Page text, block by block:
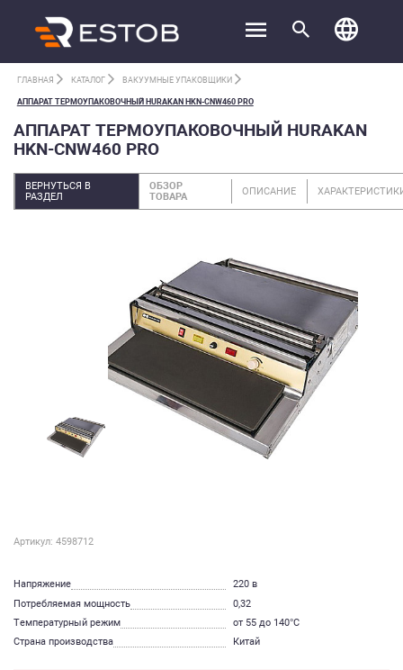
ГЛАВНАЯ КАТАЛОГ ВАКУУМНЫЕ УПАКОВЩИКИ
АППАРАТ ТЕРМОУПАКОВОЧНЫЙ HURAKAN HKN-CNW460 PRO
АППАРАТ ТЕРМОУПАКОВОЧНЫЙ HURAKAN
HKN-CNW460 PRO
ВЕРНУТЬСЯ В
РАЗДЕЛ
ОБЗОР
ТОВАРА
ОПИСАНИЕ
Артикул: 4598712
Напряжение
220 в
Потребляемая мощность
0,32
Температурный режим
от 55 до 140°С
Страна производства
Китай